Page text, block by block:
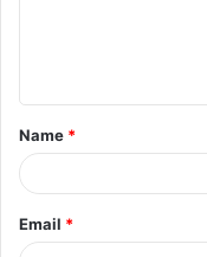
t
*
Name *
Email *